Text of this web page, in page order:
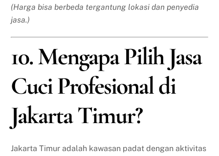
(Harga bisa berbeda tergantung lokasi dan penyedia
jasa.)
10. Mengapa Pilih Jasa
Cuci Profesional di
Jakarta Timur?
Jakarta Timur adalah kawasan padat dengan aktivitas